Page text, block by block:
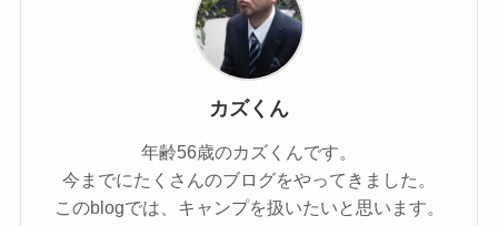
カズくん
年齢56歳のカズくんです。
今までにたくさんのブログをやってきました。
このblogでは、キャンプを扱いたいと思います。